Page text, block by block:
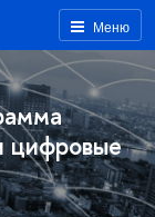
Меню
цифровые